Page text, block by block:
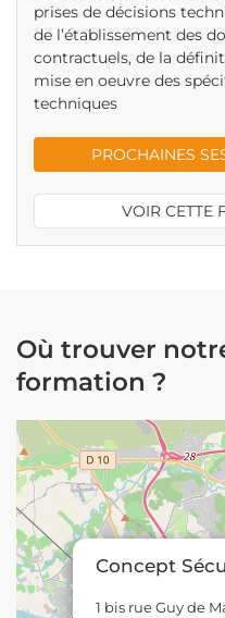
prises de décisions
de l’établissement des
contractuels, de la
mise en oeuvre des
techniques
PROCHAINES
VOIR CETTE
Où trouver
formation ?
Concept
1 bis rue Guy de